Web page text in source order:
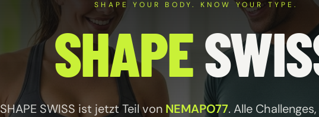
SHAPE YOUR BODY. KNOW YOUR TYPE.
SHAPE
SHAPE SWISS ist jetzt Teil von NEMAPO77. Alle